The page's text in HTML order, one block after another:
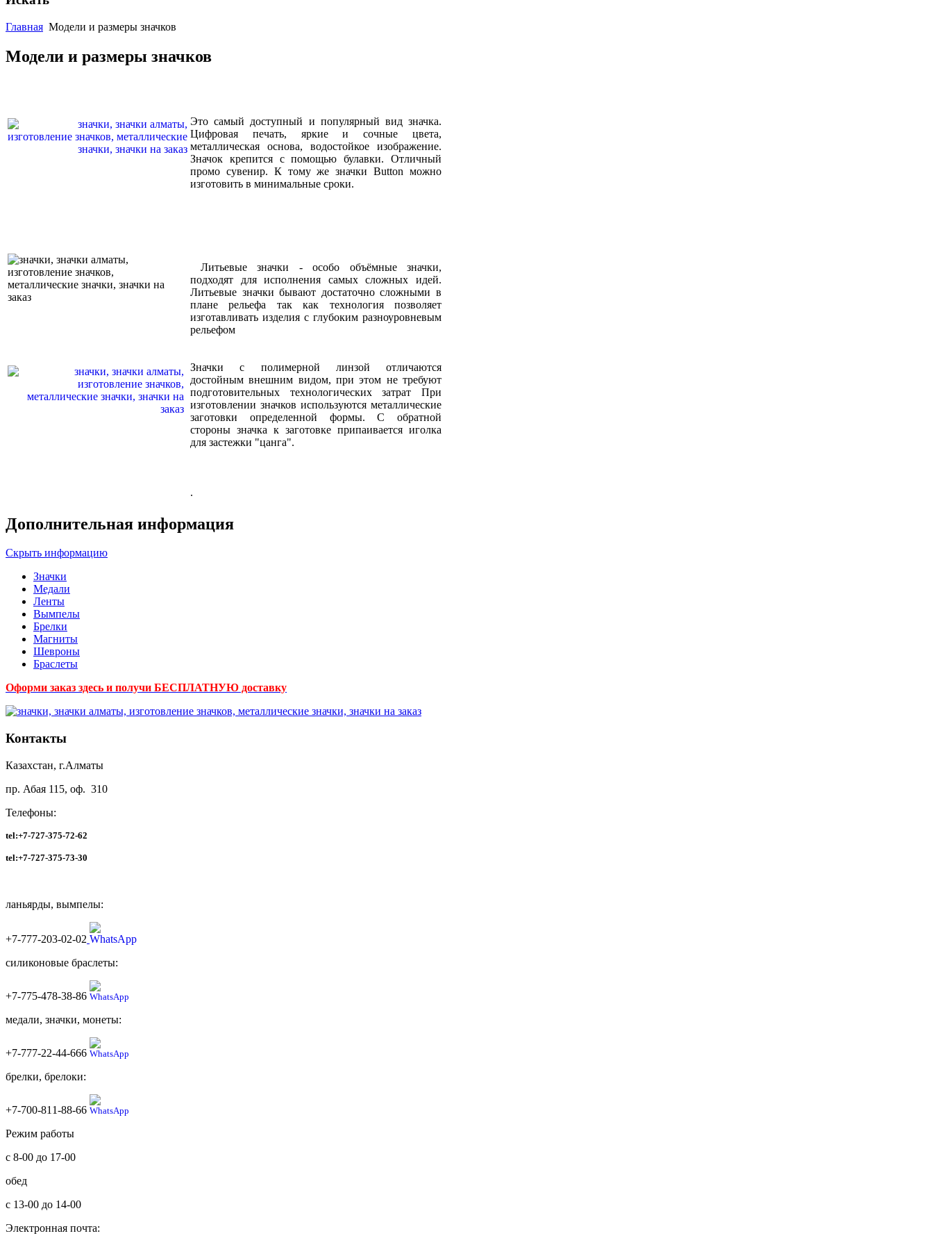
Главная Модели и размеры значков
Модели и размеры значков
Это самый доступный и популярный вид значка.
Цифровая печать, яркие и сочные цвета,
металлическая основа, водостойкое изображение.
Значок крепится с помощью булавки. Отличный
промо сувенир. К тому же значки Button можно
изготовить в минимальные сроки.
Литьевые значки - особо объёмные значки,
подходят для исполнения самых сложных идей.
Литьевые значки бывают достаточно сложными в
плане рельефа так как технология позволяет
изготавливать изделия с глубоким разноуровневым
рельефом
Значки с полимерной линзой отличаются
достойным внешним видом, при этом не требуют
подготовительных технологических затрат При
изготовлении значков используются металлические
заготовки определенной формы. С обратной
стороны значка к заготовке припаивается иголка
для застежки "цанга".
.
Дополнительная информация
Скрыть информацию
Значки
Медали
Ленты
Вымпелы
Брелки
Магниты
Шевроны
Браслеты
Оформи заказ здесь и получи БЕСПЛАТНУЮ доставку
Контакты
Казахстан, г.Алматы
пр. Абая 115, оф. 310
Телефоны:
tel:+7-727-375-72-62
tel:+7-727-375-73-30
ланьярды, вымпелы:
+7-777-203-02-02
силиконовые браслеты:
+7-775-478-38-86
медали, значки, монеты:
+7-777-22-44-666
брелки, брелоки:
+7-700-811-88-66
Режим работы
с 8-00 до 17-00
обед
с 13-00 до 14-00
Электронная почта: